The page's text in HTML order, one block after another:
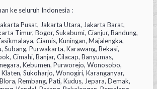
ke seluruh Indonesia :
Pusat, Jakarta Utara, Jakarta Barat,
Timur, Bogor, Sukabumi, Cianjur, Bandung,
Ciamis, Kuningan, Majalengka,
Subang, Purwakarta, Karawang, Bekasi,
Cimahi, Banjar, Cilacap, Banyumas,
Kebumen, Purworejo, Wonosobo,
Sukoharjo, Wonogiri, Karanganyar,
Rembang, Pati, Kudus, Jepara, Demak,